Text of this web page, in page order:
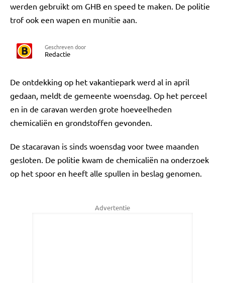
werden gebruikt om GHB en speed te maken. De politie
trof ook een wapen en munitie aan.
Geschreven door
Redactie
De ontdekking op het vakantiepark werd al in april
gedaan, meldt de gemeente woensdag. Op het perceel
en in de caravan werden grote hoeveelheden
chemicaliën en grondstoffen gevonden.
De stacaravan is sinds woensdag voor twee maanden
gesloten. De politie kwam de chemicaliën na onderzoek
op het spoor en heeft alle spullen in beslag genomen.
Advertentie